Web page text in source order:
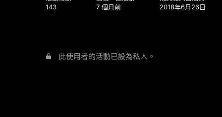
143
7 個月前
2018年6月26日
此使用者的活動已設為私人。